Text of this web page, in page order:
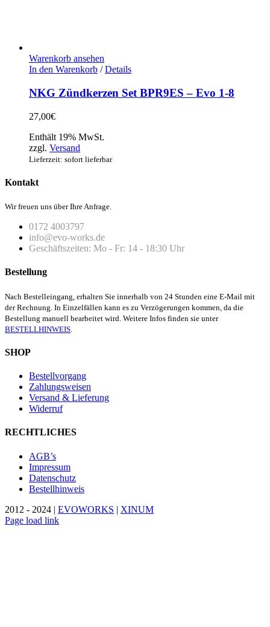
Warenkorb ansehen
In den Warenkorb / Details
NKG Zündkerzen Set BPR9ES – Evo 1-8
27,00€
Enthält 19% MwSt.
zzgl. Versand
Lieferzeit: sofort lieferbar
Kontakt
Wir freuen uns über Ihre Anfrage.
0172 4003797
info@evo-works.de
Geschäftszeiten: Mo - Fr: 14 - 18:30 Uhr
Bestellung
Nach Bestelleingang, erhalten Sie innerhalb von 24 Stunden eine E-Mail mit
der Rechnung. In Einzelfällen kann es zu Verzögerungen kommen, da die
Bestellung manuell bearbeitet wird. Weitere Infos finden sie unter
BESTELLHINWEIS
SHOP
Bestellvorgang
Zahlungsweisen
Versand & Lieferung
Widerruf
RECHTLICHES
AGB’s
Impressum
Datenschutz
Bestellhinweis
2012 - 2024 | EVOWORKS | XINUM
Page load link